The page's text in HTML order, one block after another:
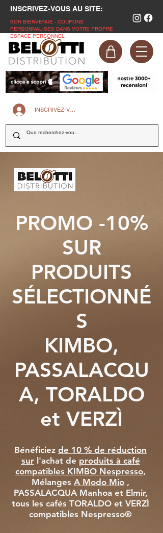
INSCRIVEZ-VOUS AU SITE:
BON BIENVENUE - COUPONS
PERSONNALISÉS DANS VOTRE PROPRE
ESPACE PERSONNEL
INSCRIVEZ-VOUS SUR LE SITE
PROMO -10%
SUR
PRODUITS
SÉLECTIONNÉ
S
KIMBO,
PASSALACQU
A, TORALDO
et VERZÌ
Bénéficiez de 10 % de réduction
surl'achat de produits à café
compatibles KIMBO Nespresso,
Mélanges A Modo Mio ,
PASSALACQUA Manhoa et Elmir,
tous les cafés TORALDO et VERZÌ
compatibles Nespresso®